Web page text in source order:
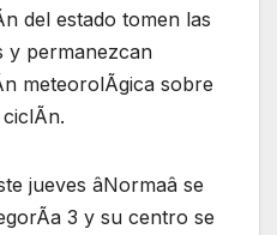
del estado tomen las
y permanezcan
meteorolÃgica sobre
jueves âNormaâ se
3 y su centro se